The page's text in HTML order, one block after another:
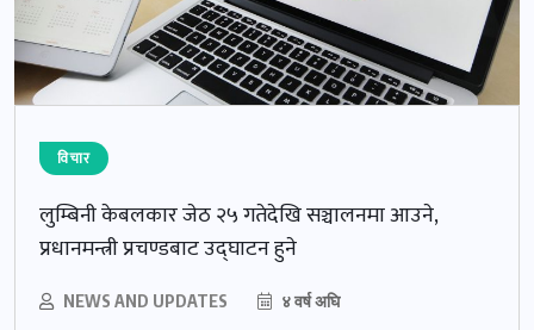
विचार
लुम्बिनी केबलकार जेठ २५ गतेदेखि सञ्चालनमा आउने,
प्रधानमन्त्री प्रचण्डबाट उद्घाटन हुने
NEWS AND UPDATES ४ वर्ष अघि